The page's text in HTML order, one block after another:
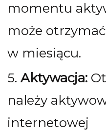
momentu
może
w miesiącu.
5. Aktywacja:
należy
internetowej